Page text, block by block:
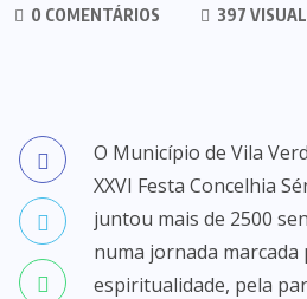
0 COMENTÁRIOS
397
O Município de Vila
XXVI Festa Concelhia
juntou mais de 2500
numa jornada marcada
espiritualidade, pela